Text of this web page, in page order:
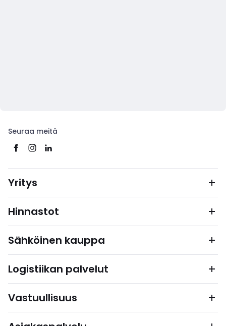
Seuraa meitä
Yritys
Hinnastot
Sähköinen kauppa
Logistiikan palvelut
Vastuullisuus